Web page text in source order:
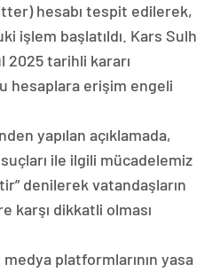
hesabı tespit edilerek,
işlem başlatıldı. Kars Sulh
2025 tarihli kararı
hesaplara erişim engeli
yapılan açıklamada,
suçları ile ilgili mücadelemiz
denilerek vatandaşların
karşı dikkatli olması
platformlarının yasa